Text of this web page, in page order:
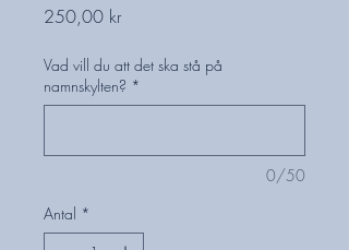
250,00 krPris
Vad vill du att det ska stå på
namnskylten? *
0/50
Antal *